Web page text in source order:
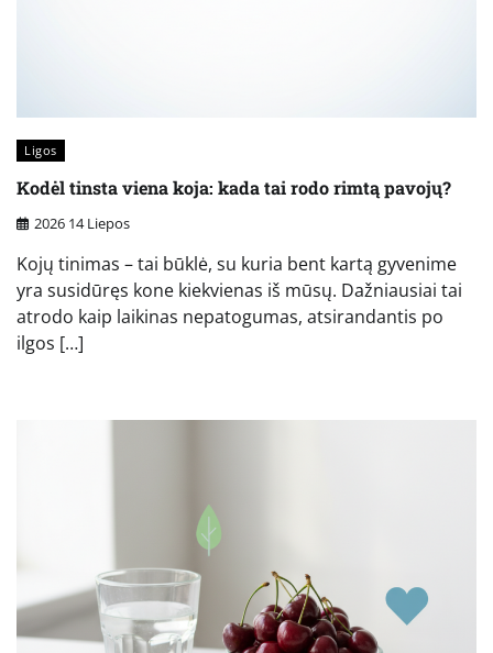
Ligos
Kodėl tinsta viena koja: kada tai rodo rimtą pavojų?
2026 14 Liepos
Kojų tinimas – tai būklė, su kuria bent kartą gyvenime
yra susidūręs kone kiekvienas iš mūsų. Dažniausiai tai
atrodo kaip laikinas nepatogumas, atsirandantis po
ilgos […]